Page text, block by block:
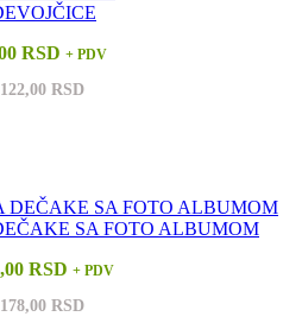
RSD + PDV
RSD
SA FOTO ALBUMOM
RSD + PDV
RSD